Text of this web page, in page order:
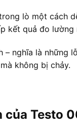
lò một cách
kết quả đo lường
– nghĩa là những
không bị chảy.
của Testo